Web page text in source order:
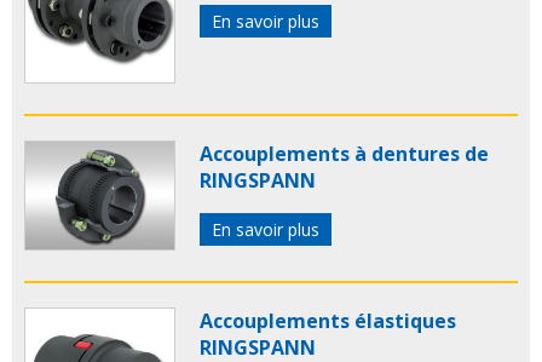
En savoir plus
Accouplements à dentures de
RINGSPANN
En savoir plus
Accouplements élastiques
RINGSPANN